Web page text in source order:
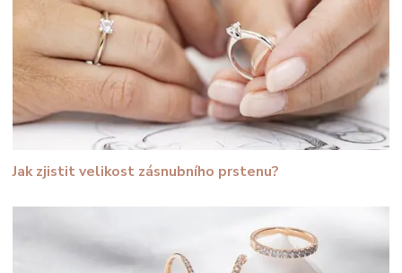
Jak zjistit velikost zásnubního prstenu?